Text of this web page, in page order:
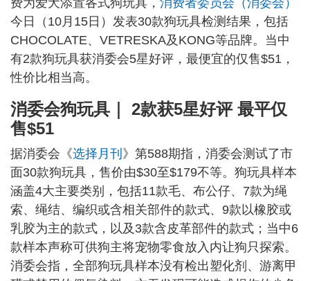
费为爱犬添置各式狗玩具， 消费者委员会（消委会）
今日（10月15日）发表30款狗玩具检测结果，包括
CHOCOLATE、VETRESKA及KONG等品牌。当中
有2款狗玩具获消委会5星好评，最便宜的仅售$51，
性价比相当高。
消委会狗玩具｜ 2款获5星好评 最平仅
售$51
据消委会《选择月刊 》第588期指，消委会测试了市
面30款狗玩具，售价由$30至$179不等。狗玩具样本
涵盖4大主要类别，包括11款毛、布公仔、7款为绳
索、绳结、编织或含相关部件的款式、9款以橡胶或
乳胶为主的款式，以及3款含皮革部件的款式；当中6
款样本声称可供狗主将宠物零食放入内让狗只探索。
消委会指，全部狗玩具样本没有检出塑化剂、游离甲